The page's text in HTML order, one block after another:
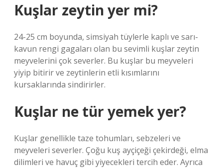
Kuşlar zeytin yer mi?
24-25 cm boyunda, simsiyah tüylerle kaplı ve sarı-
kavun rengi gagaları olan bu sevimli kuşlar zeytin
meyvelerini çok severler. Bu kuşlar bu meyveleri
yiyip bitirir ve zeytinlerin etli kısımlarını
kursaklarında sindirirler.
Kuşlar ne tür yemek yer?
Kuşlar genellikle taze tohumları, sebzeleri ve
meyveleri severler. Çoğu kuş ayçiçeği çekirdeği, elma
dilimleri ve havuç gibi yiyecekleri tercih eder. Ayrıca